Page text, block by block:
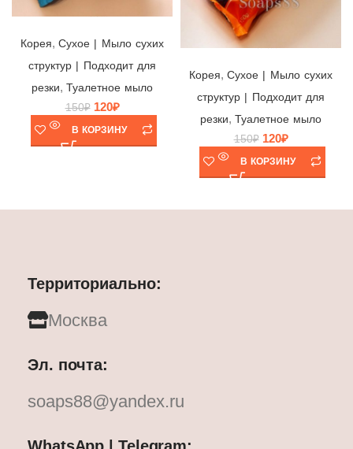
Корея, Cухое | Мыло сухих
структур | Подходит для
резки, Туалетное мыло
150₽ 120₽
В КОРЗИНУ
Корея, Cухое | Мыло сухих
структур | Подходит для
резки, Туалетное мыло
150₽ 120₽
В КОРЗИНУ
Территориально:
Москва
Эл. почта:
soaps88@yandex.ru